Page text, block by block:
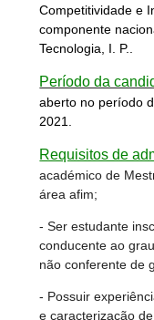
Competitividade e
componente
Tecnologia, I. P..
Período da
aberto no período
2021.
Requisitos de
académico de
área afim;
- Ser estudante
conducente ao
não conferente de
- Possuir
e caracterização